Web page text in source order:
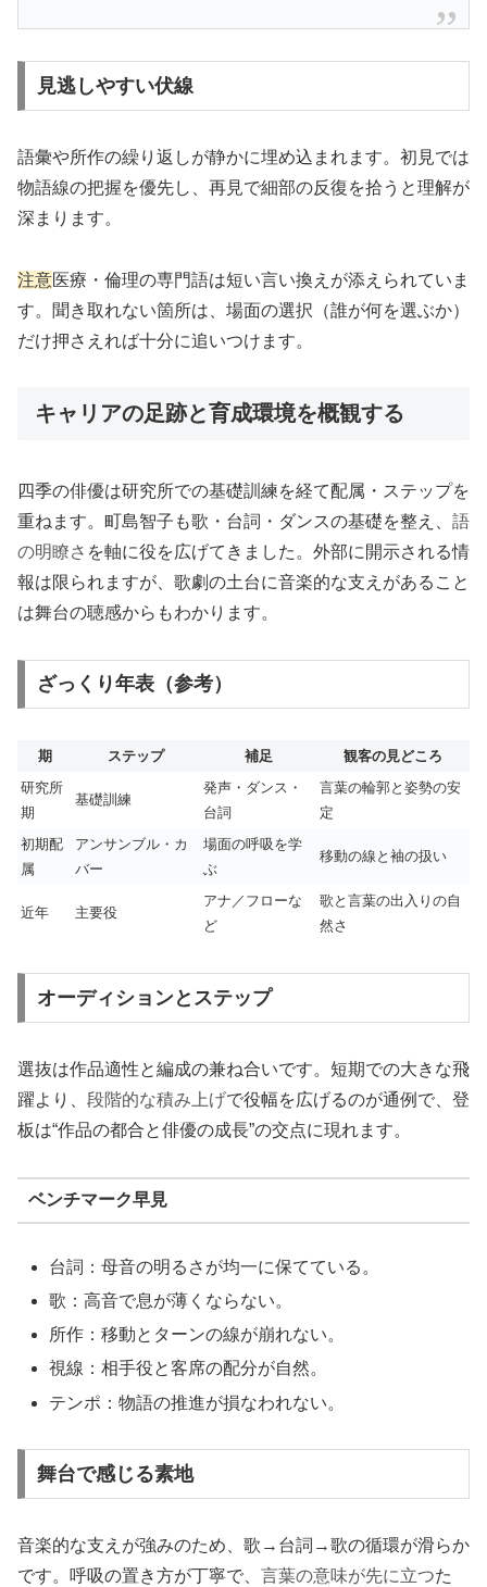
見逃しやすい伏線
語彙や所作の繰り返しが静かに埋め込まれます。初見では
物語線の把握を優先し、再見で細部の反復を拾うと理解が
深まります。
注意医療・倫理の専門語は短い言い換えが添えられていま
す。聞き取れない箇所は、場面の選択（誰が何を選ぶか）
だけ押さえれば十分に追いつけます。
キャリアの足跡と育成環境を概観する
四季の俳優は研究所での基礎訓練を経て配属・ステップを
重ねます。町島智子も歌・台詞・ダンスの基礎を整え、 語
の明瞭さ を軸に役を広げてきました。外部に開示される情
報は限られますが、歌劇の土台に音楽的な支えがあること
は舞台の聴感からもわかります。
ざっくり年表（参考）
期 ステップ 補足
観客の見どころ
研究所
期
基礎訓練
発声・ダンス・
台詞
言葉の輪郭と姿勢の安
定
初期配
属
アンサンブル・カ
バー
場面の呼吸を学
ぶ
移動の線と袖の扱い
近年 主要役
アナ／フローな
ど
歌と言葉の出入りの自
然さ
オーディションとステップ
選抜は作品適性と編成の兼ね合いです。短期での大きな飛
躍より、 段階的な積み上げで役幅を広げるのが通例で、登
板は“作品の都合と俳優の成長”の交点に現れます。
ベンチマーク早見
台詞：母音の明るさが均一に保てている。
歌：高音で息が薄くならない。
所作：移動とターンの線が崩れない。
視線：相手役と客席の配分が自然。
テンポ：物語の推進が損なわれない。
舞台で感じる素地
音楽的な支えが強みのため、歌→台詞→歌の循環が滑らか
です。呼吸の置き方が丁寧で、 言葉の意味が先に立つた